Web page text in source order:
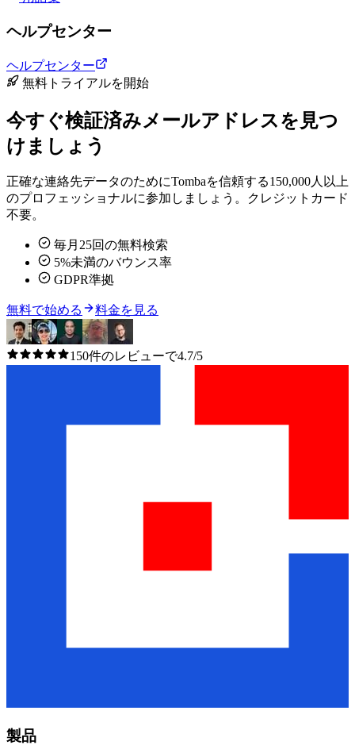
ヘルプセンター
ヘルプセンター
無料トライアルを開始
今すぐ検証済みメールアドレスを見つ
けましょう
正確な連絡先データのためにTombaを信頼する150,000人以上
のプロフェッショナルに参加しましょう。クレジットカード
不要。
毎月25回の無料検索
5%未満のバウンス率
GDPR準拠
無料で始める 料金を見る
150件のレビューで4.7/5
製品